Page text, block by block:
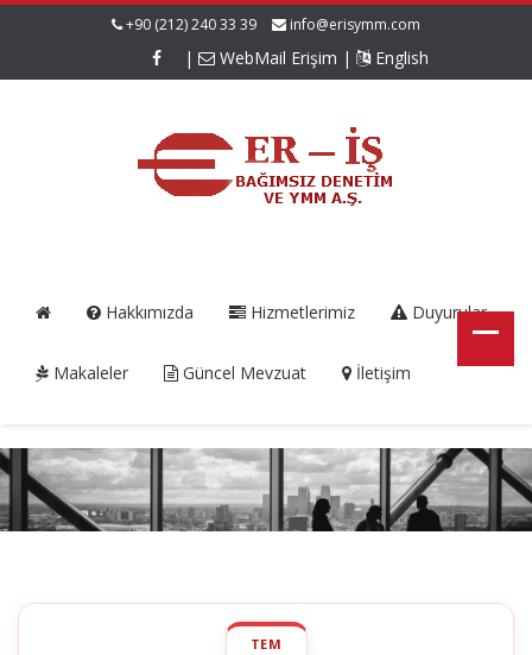
+90 (212) 240 33 39 info@erisymm.com
| WebMail Erişim | English
Hakkımızda Hizmetlerimiz Duyurular
Makaleler Güncel Mevzuat İletişim
TEM